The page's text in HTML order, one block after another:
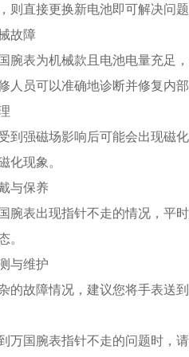
则直接更换新电池即可解决问
故障
表为机械款且电池电量充足，
人员可以准确地诊断并修复内
强磁场影响后可能会出现磁化
化现象。
与保养
表出现指针不走的情况，平时
。
与维护
故障情况，建议您将手表送到
国腕表指针不走的问题时，请